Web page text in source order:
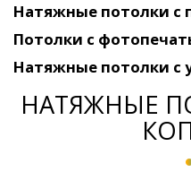
Натяжные потолки с
Потолки c
Натяжные потолки c
НАТЯЖНЫЕ